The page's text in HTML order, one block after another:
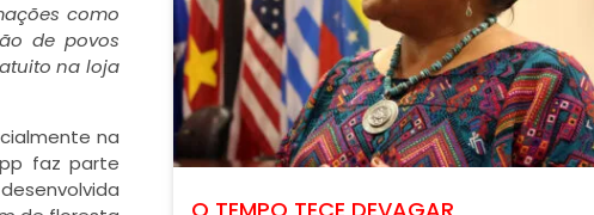
como
de povos
na loja
na
faz parte